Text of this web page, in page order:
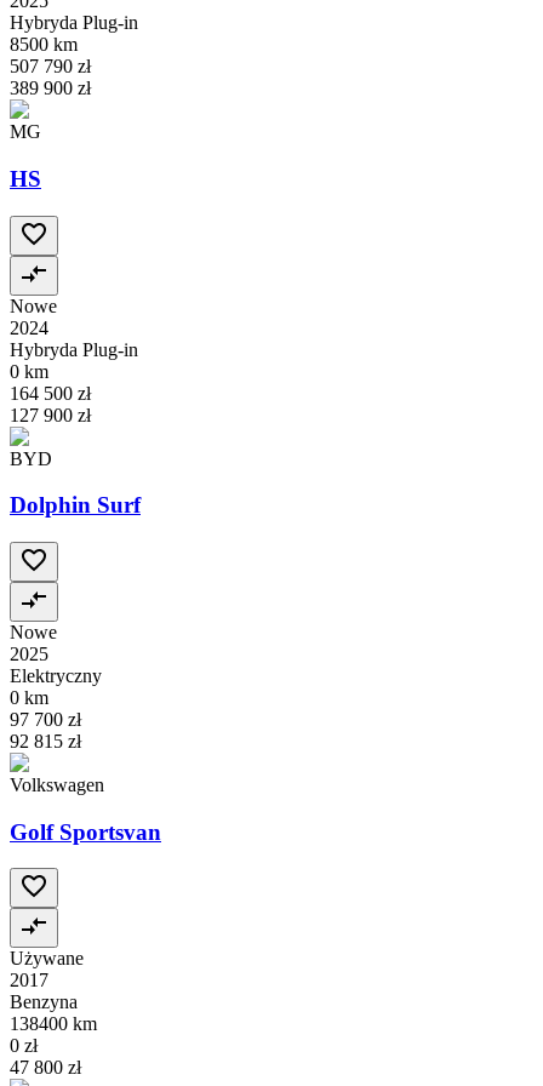
Hybryda Plug-in
8500 km
507 790 zł
389 900 zł
MG
HS
Nowe
2024
Hybryda Plug-in
0 km
164 500 zł
127 900 zł
BYD
Dolphin Surf
Nowe
2025
Elektryczny
0 km
97 700 zł
92 815 zł
Volkswagen
Golf Sportsvan
Używane
2017
Benzyna
138400 km
0 zł
47 800 zł